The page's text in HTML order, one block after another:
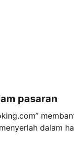
pasaran
dalam